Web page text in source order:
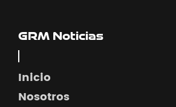
GRM Noticias
Inicio
Nosotros